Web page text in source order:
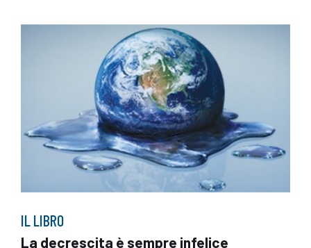
IL LIBRO
La decrescita è sempre infelice